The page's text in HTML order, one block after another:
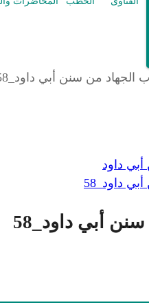
من سنن أبي داود_58
داود
داود_58
أبي داود_58